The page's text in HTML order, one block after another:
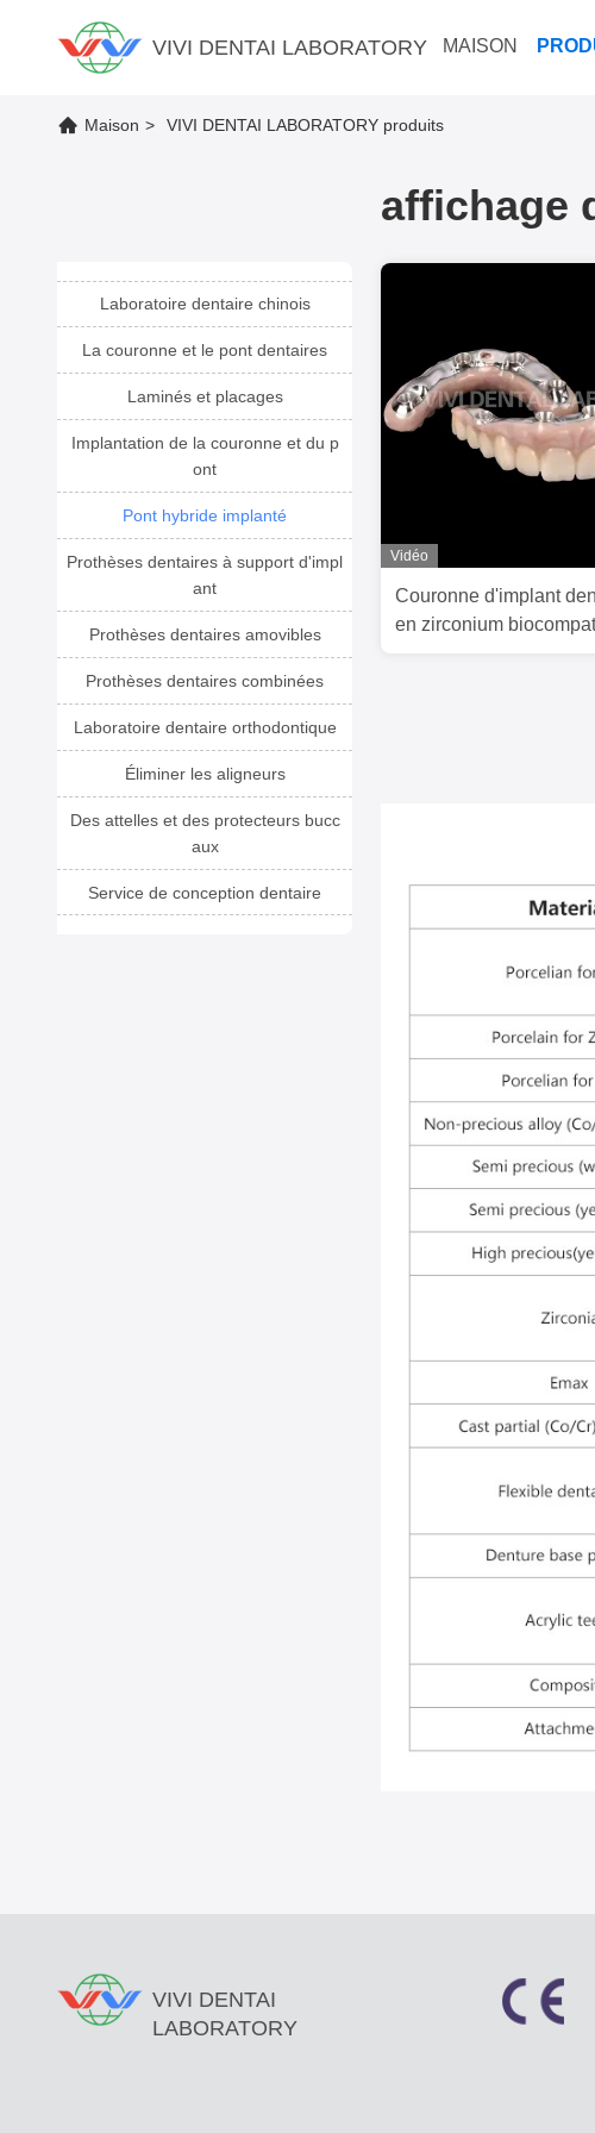
VIVI DENTAI LABORATORY MAISON
Maison > VIVI DENTAI LABORATORY produits
Laboratoire dentaire chinois
La couronne et le pont dentaires
Laminés et placages
Implantation de la couronne et du p
ont
Pont hybride implanté
Prothèses dentaires à support d'impl
ant
Prothèses dentaires amovibles
Prothèses dentaires combinées
Laboratoire dentaire orthodontique
Éliminer les aligneurs
Des attelles et des protecteurs bucc
aux
Service de conception dentaire
affichage
Vidéo
Couronne d'implant
en zirconium
VIVI DENTAI
LABORATORY